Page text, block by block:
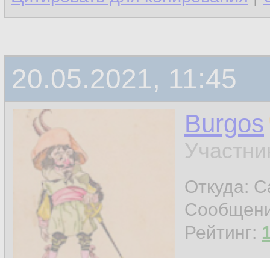
20.05.2021, 11:45
Burgos
Откуда:
Рейтинг: